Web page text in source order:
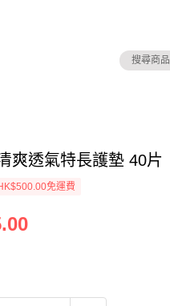
爽透氣特長護墊 40片
免運費